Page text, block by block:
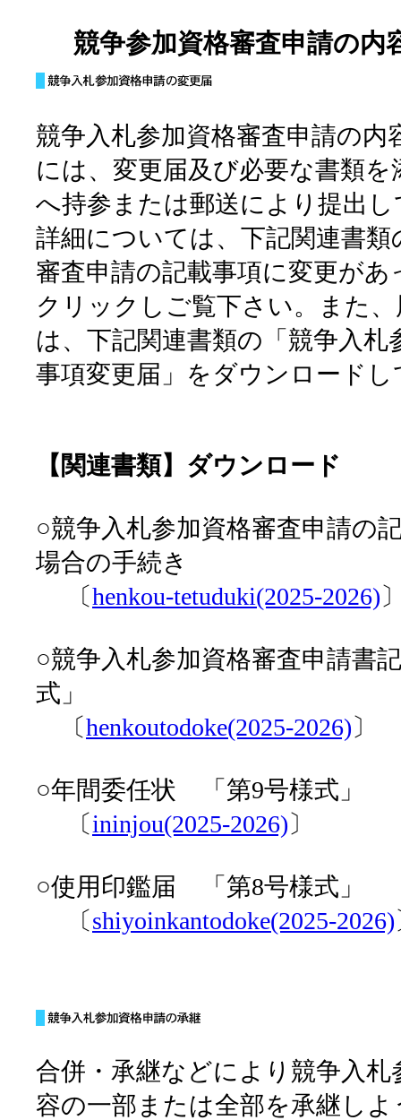
競争参加資格審査申請の内
競争入札参加資格審査申請の
には、変更届及び必要な書類
へ持参または郵送により提出
詳細については、下記関連書類
審査申請の記載事項に変更が
クリックしご覧下さい。また
は、下記関連書類の「競争入札
事項変更届」をダウンロード
【関連書類】ダウンロード
○競争入札参加資格審査申請の
場合の手続き
〔henkou-tetuduki(2025-2026)
○競争入札参加資格審査申請書
式」
〔henkoutodoke(2025-2026)〕
○年間委任状 「第9号様式」
〔ininjou(2025-2026)〕
○使用印鑑届 「第8号様式」
〔shiyoinkantodoke(2025-2026)
合併・承継などにより競争入札
容の一部または全部を承継し